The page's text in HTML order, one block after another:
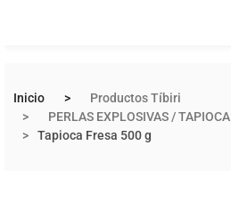
Inicio
Productos Tíbiri
PERLAS EXPLOSIVAS / TAPIOCA
Tapioca Fresa 500 g